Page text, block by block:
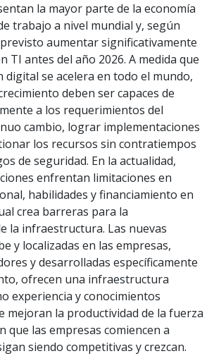
la mayor parte de la economía
trabajo a nivel mundial y, según
previsto aumentar significativamente
TI antes del año 2026. A medida que
se acelera en todo el mundo,
deben ser capaces de
a los requerimientos del
cambio, lograr implementaciones
los recursos sin contratiempos
de seguridad. En la actualidad,
enfrentan limitaciones en
habilidades y financiamiento en
crea barreras para la
la infraestructura. Las nuevas
y localizadas en las empresas,
y desarrolladas específicamente
ofrecen una infraestructura
experiencia y conocimientos
mejoran la productividad de la fuerza
que las empresas comiencen a
siendo competitivas y crezcan.